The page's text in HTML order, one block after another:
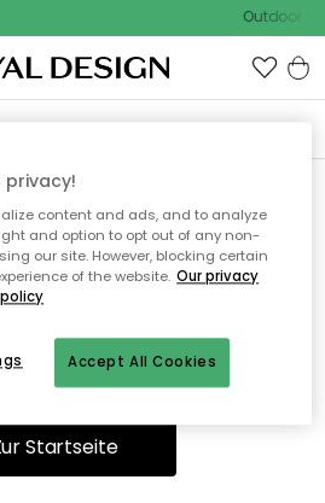
Outdoor
wurde nicht
Startseiteweiter navigieren.
Startseite
privacy!
content and ads, and to analyze
and option to opt out of any non-
our site. However, blocking certain
of the website. Our privacy
Accept All Cookies